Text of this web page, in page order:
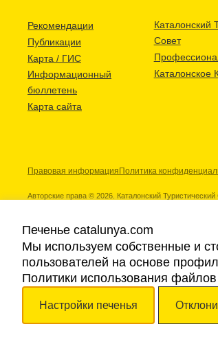
Рекомендации
Публикации
Карта / ГИС
Информационный
бюллетень
Карта сайта
Каталонский
Совет
Каталонское
Правовая информация Политика
Авторские права © 2026. Каталонский
Наши партнеры
Печенье catalunya.com
Мы используем собственные и
пользователей на основе
Политики использования файлов
Настройки печенья